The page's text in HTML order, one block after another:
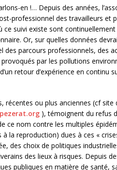
en !… Depuis des années,
professionnel des travailleurs et
ce suivi existe sont
Or, sur quelles données
des parcours professionnels, des
par les pollutions
retour d’expérience en continu
récentes ou plus anciennes (cf site
), témoignent du refus
ce nom contre les multiples
la reproduction) dues à ces «
des choix de politiques
des lieux à risques. Depuis
publiques en matière de santé,